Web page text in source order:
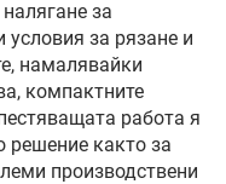
за
за рязане и
намалявайки
компактните
работа я
решение както за
производствени